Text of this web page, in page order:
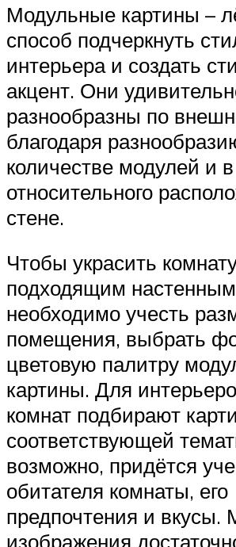
Модульные картины –
способ подчеркнуть
интерьера и создать
акцент. Они
разнообразны по
благодаря
количестве модулей и
относительного
стене.
Чтобы украсить
подходящим
необходимо учесть
помещения, выбрать
цветовую палитру
картины. Для
комнат подбирают
соответствующей
возможно, придётся
обитателя комнаты, его
предпочтения и вкусы.
изображения